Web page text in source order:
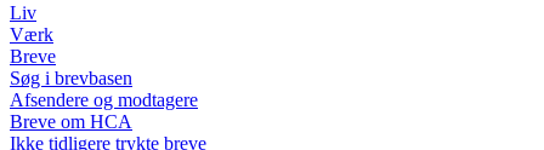
Liv
Værk
Breve
Søg i brevbasen
Afsendere og modtagere
Breve om HCA
Ikke tidligere trykte breve